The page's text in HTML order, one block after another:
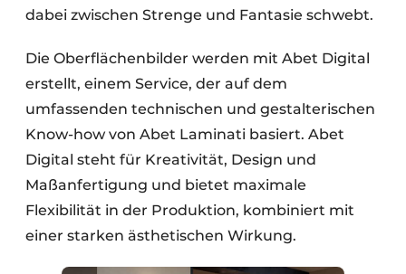
dabei zwischen Strenge und Fantasie schwebt.
Die Oberflächenbilder werden mit Abet Digital
erstellt, einem Service, der auf dem
umfassenden technischen und gestalterischen
Know-how von Abet Laminati basiert. Abet
Digital steht für Kreativität, Design und
Maßanfertigung und bietet maximale
Flexibilität in der Produktion, kombiniert mit
einer starken ästhetischen Wirkung.